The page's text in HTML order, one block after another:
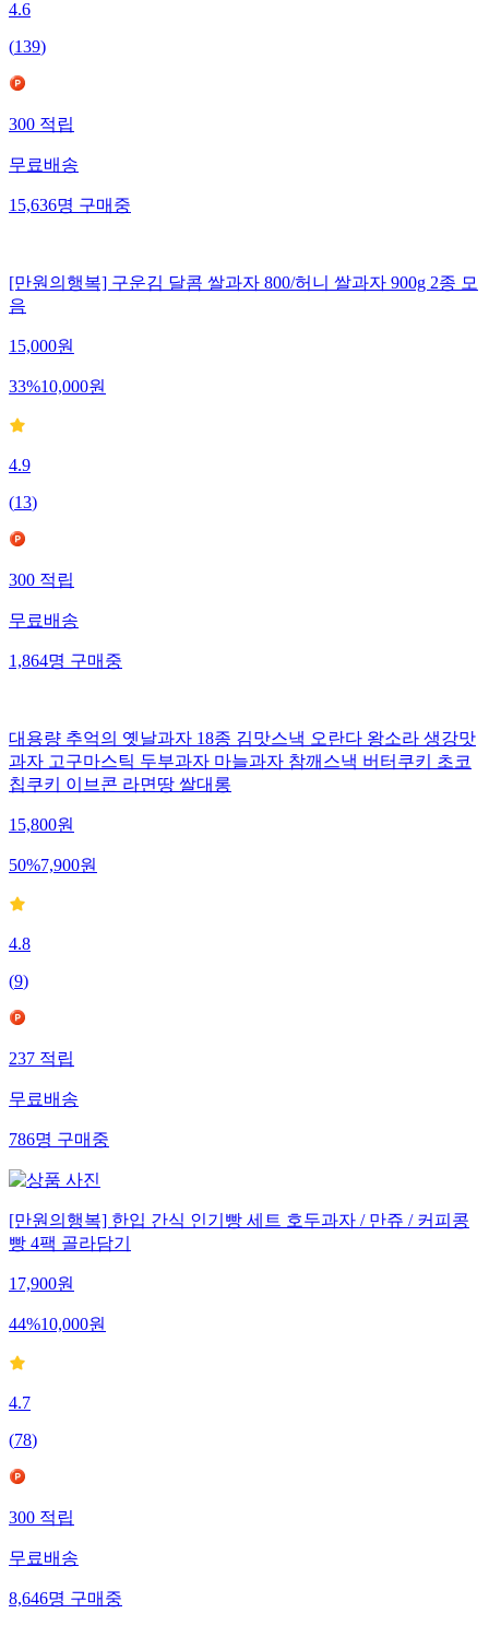
4.6
(139)
300적립
무료배송
15,636명구매중
[만원의행복] 구운김 달콤 쌀과자 800/허니 쌀과자 900g 2종 모
음
15,000원
33%10,000원
4.9
(13)
300적립
무료배송
1,864명구매중
대용량 추억의 옛날과자 18종 김맛스낵 오란다 왕소라 생강맛
과자 고구마스틱 두부과자 마늘과자 참깨스낵 버터쿠키 초코
칩쿠키 이브콘 라면땅 쌀대롱
15,800원
50%7,900원
4.8
(9)
237적립
무료배송
786명구매중
[만원의행복] 한입 간식 인기빵 세트 호두과자 / 만쥬 / 커피콩
빵 4팩 골라담기
17,900원
44%10,000원
4.7
(78)
300적립
무료배송
8,646명구매중